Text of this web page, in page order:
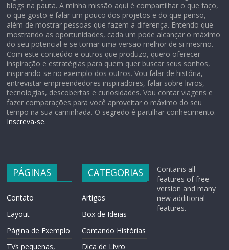
blogs na pauta. A minha missão aqui é compartilhar o que faço,
o que gosto e falar um pouco dos projetos e do que penso,
além de mostrar pessoas que fazem a diferença. Entendo que
mostrando as oportunidades, cada um pode alcançar o máximo
do seu potencial e se tornar uma versão melhor de si mesmo.
Com este conteúdo e outros que produzo, quero oferecer
inspiração e estratégias para quem quer buscar seus sonhos,
inspirando-se no exemplo dos outros. Vou falar de história,
entrevistar empreendedores inspiradores, falar sobre livros,
tecnologias, descobertas e curiosidades. Vou contar viagens e
fazer comparações para você aproveitar o máximo do seu
tempo na sua caminhada. O segredo é partilhar conhecimento.
Inscreva-se.
PÁGINAS
Contato
Layout
Página de Exemplo
TVs pequenas,
CATEGORIAS
Artigos
Box de Ideias
Contando Histórias
Dica de Livro
Contains all
features of free
version and many
new additional
features.